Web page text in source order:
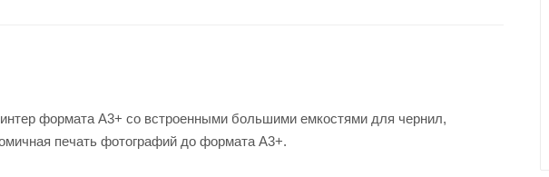
формата А3+ со встроенными большими емкостями для чернил,
печать фотографий до формата А3+.